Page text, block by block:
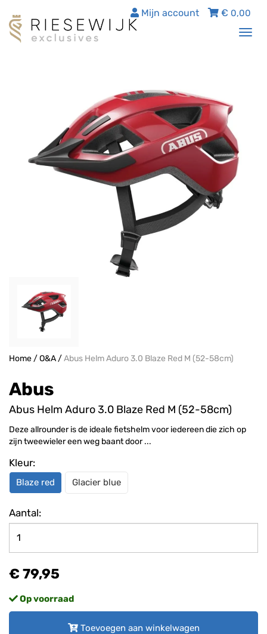
€ 0,00
Mijn account
Home/O&A/Abus Helm Aduro 3.0 Blaze Red M (52-58cm)
Abus
Abus Helm Aduro 3.0 Blaze Red M (52-58cm)
Deze allrounder is de ideale fietshelm voor iedereen die zich op
zijn tweewieler een weg baant door ...
Kleur:
Blaze red Glacier blue
Aantal:
€ 79,95
Op voorraad
Toevoegen aan winkelwagen